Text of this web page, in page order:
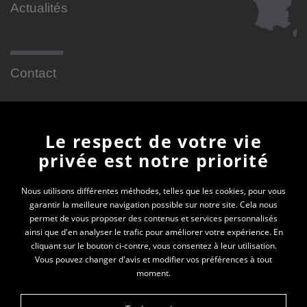
Actualités
Contact
Newsletter
En vous inscrivant à la newsletter, vous recevrez
toutes les actualités des PEP 01
Votre e-mail*
Le respect de votre vie
privée est notre priorité
Nous utilisons différentes méthodes, telles que les cookies, pour vous
garantir la meilleure navigation possible sur notre site. Cela nous
permet de vous proposer des contenus et services personnalisés
ainsi que d'en analyser le trafic pour améliorer votre expérience. En
cliquant sur le bouton ci-contre, vous consentez à leur utilisation.
Vous pouvez changer d'avis et modifier vos préférences à tout
moment.